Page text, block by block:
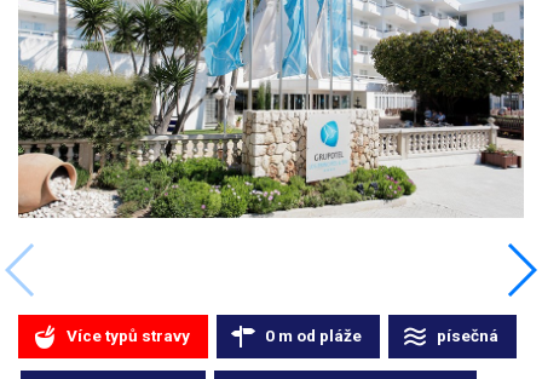
Více typů stravy 0 m od pláže písečná